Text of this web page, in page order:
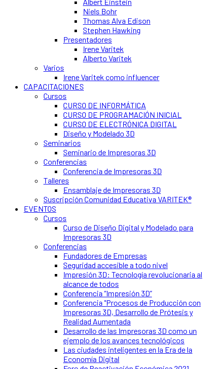
Niels Bohr
Thomas Alva Edison
Stephen Hawking
Presentadores
Irene Varitek
Alberto Varitek
Varios
Irene Varitek como influencer
CAPACITACIONES
Cursos
CURSO DE INFORMÁTICA
CURSO DE PROGRAMACIÓN INICIAL
CURSO DE ELECTRÓNICA DIGITAL
Diseño y Modelado 3D
Seminarios
Seminario de Impresoras 3D
Conferencias
Conferencia de Impresoras 3D
Talleres
Ensamblaje de Impresoras 3D
Suscripción Comunidad Educativa VARITEK®
EVENTOS
Cursos
Curso de Diseño Digital y Modelado para
Impresoras 3D
Conferencias
Fundadores de Empresas
Seguridad accesible a todo nivel
Impresión 3D: Tecnología revolucionaria al
alcance de todos
Conferencia “Impresión 3D”
Conferencia "Procesos de Producción con
Impresoras 3D, Desarrollo de Prótesis y
Realidad Aumentada
Desarrollo de las Impresoras 3D como un
ejemplo de los avances tecnológicos
Las ciudades inteligentes en la Era de la
Economía Digital